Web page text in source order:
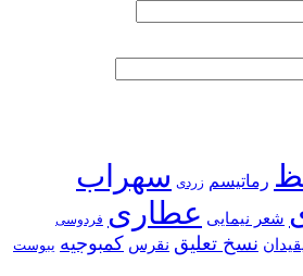
رماتیسم زردی سهراب
شعر نیمایی عطاری فردوسی
نسخ تعلیق نقرس کمبوجیه یبوست